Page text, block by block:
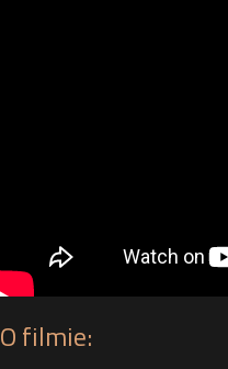
O filmie: